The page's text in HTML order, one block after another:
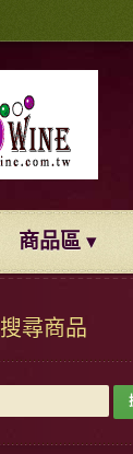
商品區
搜尋商品